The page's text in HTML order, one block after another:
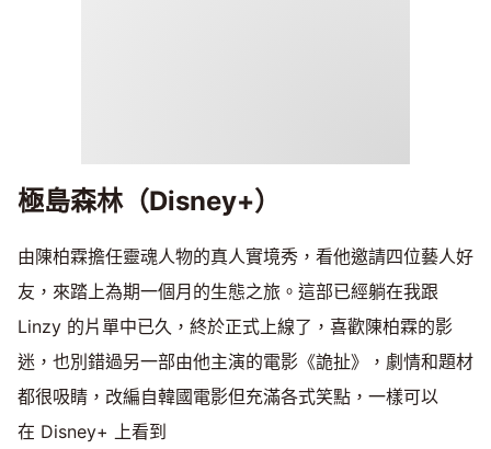
極島森林（Disney+）
由陳柏霖擔任靈魂人物的真人實境秀，看他邀請四位藝人好
友，來踏上為期一個月的生態之旅。這部已經躺在我跟
Linzy 的片單中已久，終於正式上線了，喜歡陳柏霖的影
迷，也別錯過另一部由他主演的電影《詭扯》，劇情和題材
都很吸睛，改編自韓國電影但充滿各式笑點，一樣可以
在 Disney+ 上看到